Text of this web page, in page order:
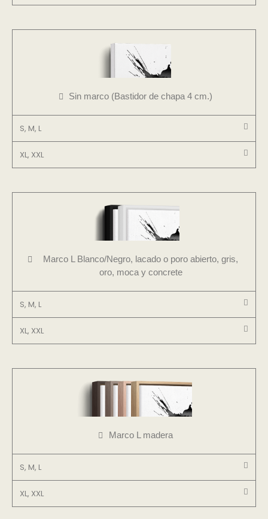
Sin marco (Bastidor de chapa 4 cm.)
S, M, L
XL, XXL
Marco L Blanco/Negro, lacado o poro abierto, gris,
oro, moca y concrete
S, M, L
XL, XXL
Marco L madera
S, M, L
XL, XXL